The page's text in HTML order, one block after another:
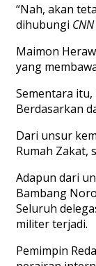
“Nah, akan
dihubungi CNN
Maimon
yang
Sementara
Berdasarkan
Dari unsur
Rumah Zakat,
Adapun dari
Bambang
Seluruh
militer terjadi.
Pemimpin